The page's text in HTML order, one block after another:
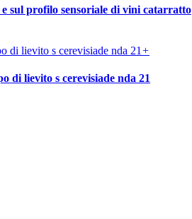
sul profilo sensoriale di vini catarratto
+
di lievito s cerevisiade nda 21